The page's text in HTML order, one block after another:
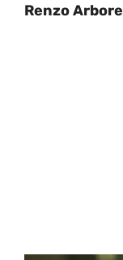
Renzo Arbore